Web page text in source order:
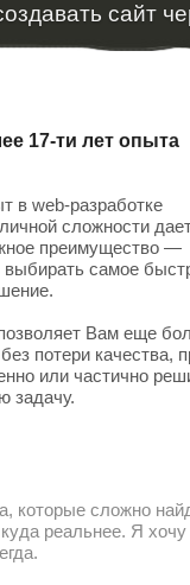
сайт
17-ти лет опыта
в web-разработке
сложности
преимущество —
выбирать самое
Вам еще
потери качества,
или частично
задачу.
которые сложно
реальнее. Я